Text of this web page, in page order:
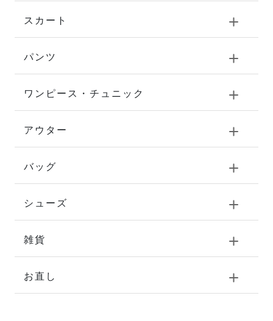
スカート
パンツ
ワンピース・チュニック
アウター
バッグ
シューズ
雑貨
お直し